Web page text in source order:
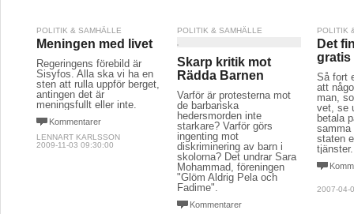
POLITIK & SAMHÄLLE
Meningen med livet
Regeringens förebild är
Sisyfos. Alla ska vi ha en
sten att rulla uppför berget,
antingen det är
meningsfullt eller inte.
Kommentarer
LENNART KARLSSON
2009-11-03 09:30:00
POLITIK & SAMHÄLLE
Skarp kritik mot
Rädda Barnen
Varför är protesterna mot
de barbariska
hedersmorden inte
starkare? Varför görs
ingenting mot
diskriminering av barn i
skolorna? Det undrar Sara
Mohammad, föreningen
"Glöm Aldrig Pela och
Fadime".
Kommentarer
POLITIK
Det
gratis
Så fort
att
man,
vet, se
betala
samma
staten
tjänster.
2007-04-